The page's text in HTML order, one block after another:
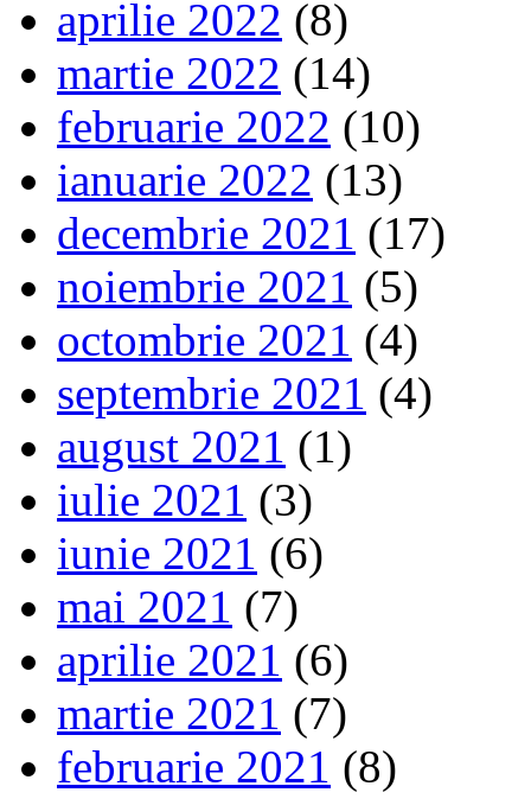
aprilie 2022 (8)
martie 2022 (14)
februarie 2022 (10)
ianuarie 2022 (13)
decembrie 2021 (17)
noiembrie 2021 (5)
octombrie 2021 (4)
septembrie 2021 (4)
august 2021 (1)
iulie 2021 (3)
iunie 2021 (6)
mai 2021 (7)
aprilie 2021 (6)
martie 2021 (7)
februarie 2021 (8)